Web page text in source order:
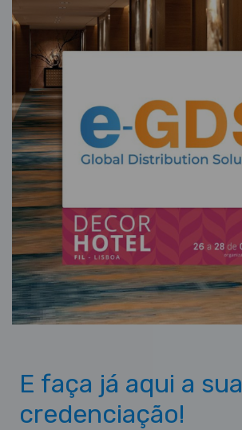
E faça já aqui a sua
credenciação!